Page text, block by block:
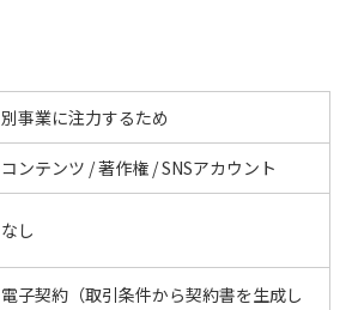
別事業に注力するため
コンテンツ / 著作権 / SNSアカウント
なし
電子契約（取引条件から契約書を生成し